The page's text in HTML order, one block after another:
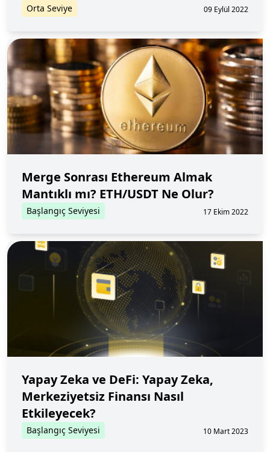
Orta Seviye 09 Eylül 2022
Merge Sonrası Ethereum Almak
Mantıklı mı? ETH/USDT Ne Olur?
Başlangıç Seviyesi 17 Ekim 2022
Yapay Zeka ve DeFi: Yapay Zeka,
Merkeziyetsiz Finansı Nasıl
Etkileyecek?
Başlangıç Seviyesi 10 Mart 2023